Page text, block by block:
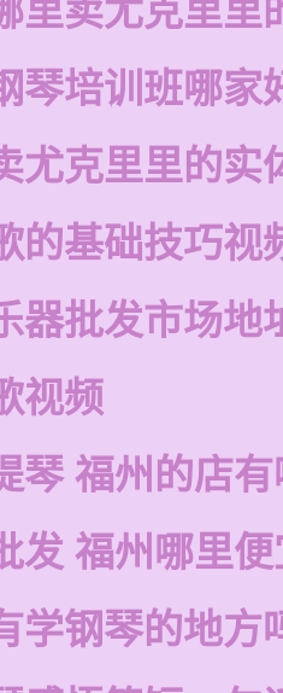
里卖尤克里里
琴培训班哪家
尤克里里的实
的基础技巧视
器批发市场地
视频
琴 福州的店
发 福州哪里
学钢琴的地方